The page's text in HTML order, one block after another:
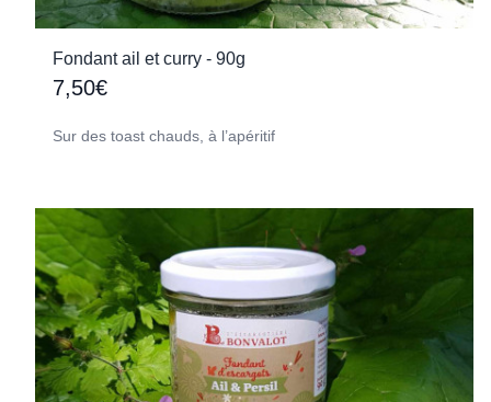
Fondant ail et curry - 90g
7,50€
Sur des toast chauds, à l’apéritif